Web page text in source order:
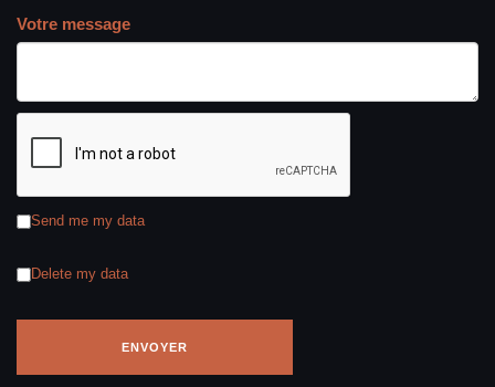
Votre message
Send me my data
Delete my data